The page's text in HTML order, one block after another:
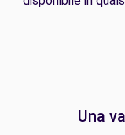
Una